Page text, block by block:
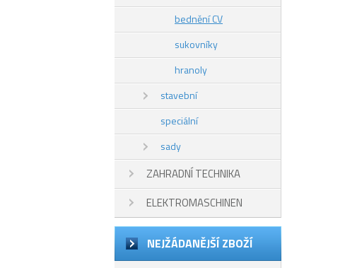
bednění CV
sukovníky
hranoly
stavební
speciální
sady
ZAHRADNÍ TECHNIKA
ELEKTROMASCHINEN
NEJŽÁDANĚJŠÍ ZBOŽÍ